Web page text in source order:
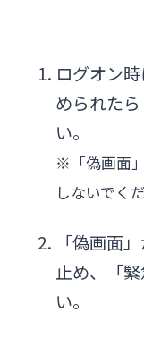
てきぱきパソ
事業性融資電
みやぎん電子
保証申込サービ
グループ会社
法人・個人事
株主・投資家の
宮崎銀行につ
ニュースリリ
採用情報
ログオン
められた
い。
※「偽画面
しないでく
「偽画面
止め、「
い。